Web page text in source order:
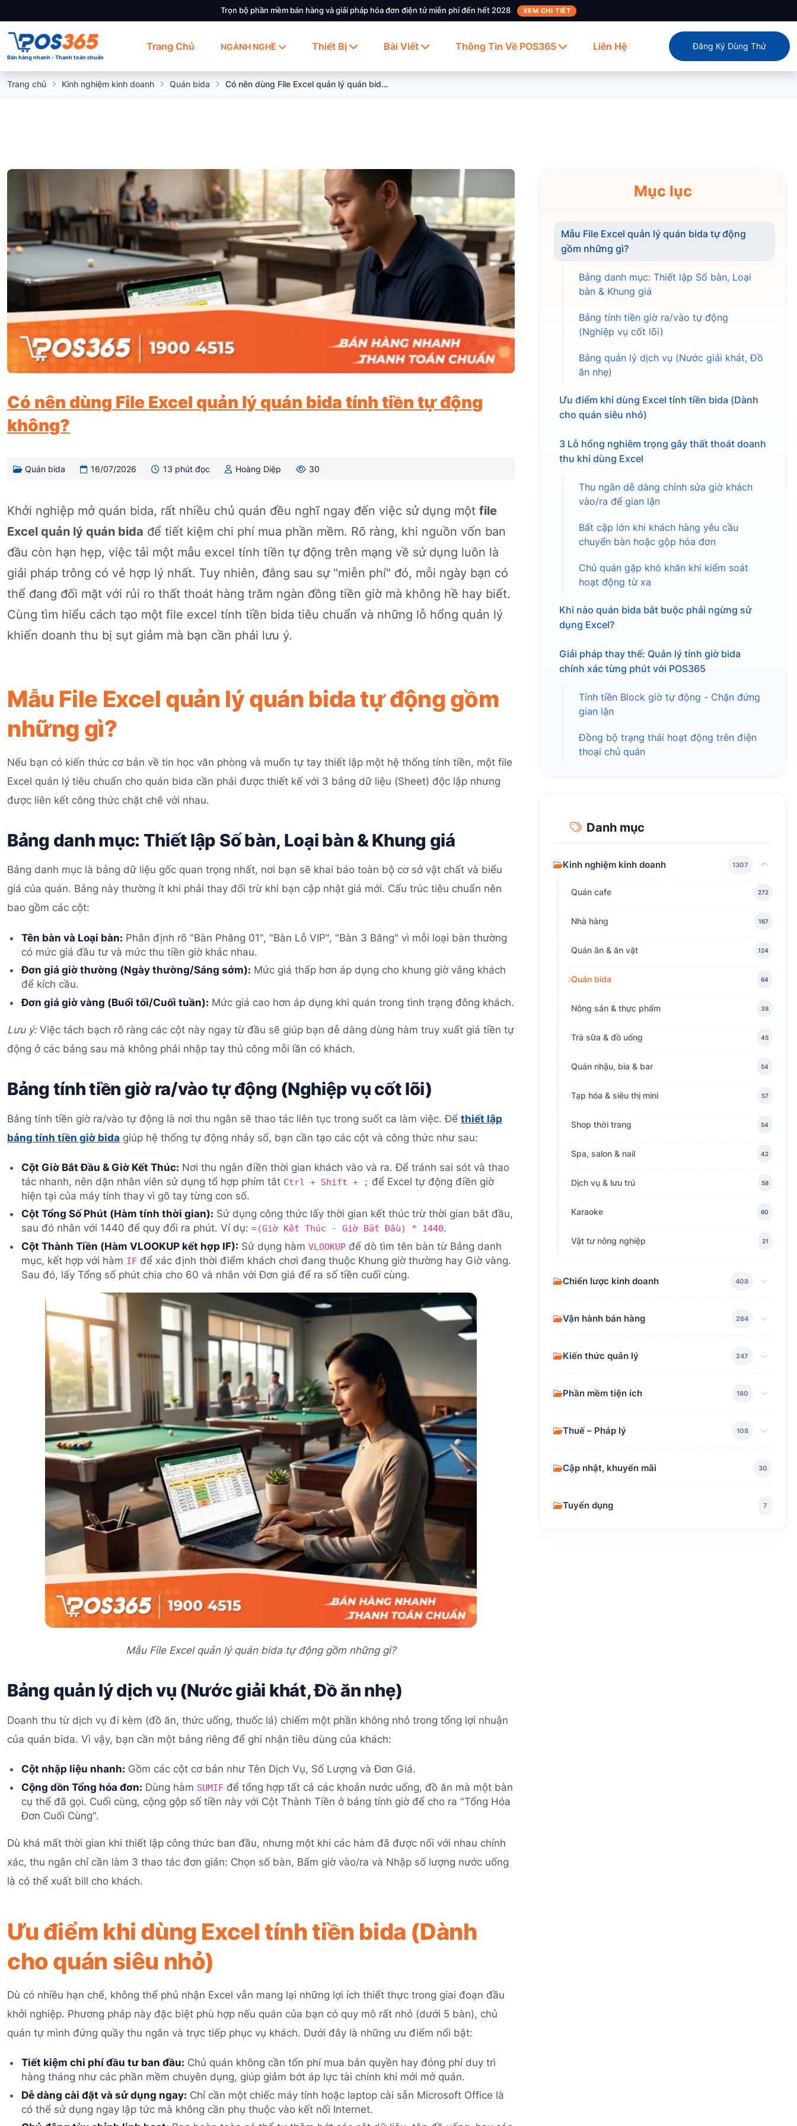
Trọn bộ phần mềm bán hàng và giải pháp hóa đơn điện tử miễn phí đến hết 2028 XEM CHI TIẾT
Bán hàng nhanh - Thanh toán chuẩn
Trang Chủ NGÀNH NGHỀ Thiết Bị Bài Viết Thông Tin Về POS365 Liên Hệ Đăng Ký Dùng Thử
Trang chủ Kinh nghiệm kinh doanh Quán bida Có nên dùng File Excel quản lý quán bida tính tiền tự động không?
Có nên dùng File Excel quản lý quán bida tính tiền tự động
không?
Quán bida 16/07/2026 13 phút đọc Hoàng Diệp 30
Khởi nghiệp mở quán bida, rất nhiều chủ quán đều nghĩ ngay đến việc sử dụng một file
Excel quản lý quán bida để tiết kiệm chi phí mua phần mềm. Rõ ràng, khi nguồn vốn ban
đầu còn hạn hẹp, việc tải một mẫu excel tính tiền tự động trên mạng về sử dụng luôn là
giải pháp trông có vẻ hợp lý nhất. Tuy nhiên, đằng sau sự "miễn phí" đó, mỗi ngày bạn có
thể đang đối mặt với rủi ro thất thoát hàng trăm ngàn đồng tiền giờ mà không hề hay biết.
Cùng tìm hiểu cách tạo một file excel tính tiền bida tiêu chuẩn và những lỗ hổng quản lý
khiến doanh thu bị sụt giảm mà bạn cần phải lưu ý.
Mẫu File Excel quản lý quán bida tự động gồm
những gì?
Nếu bạn có kiến thức cơ bản về tin học văn phòng và muốn tự tay thiết lập một hệ thống tính tiền, một file
Excel quản lý tiêu chuẩn cho quán bida cần phải được thiết kế với 3 bảng dữ liệu (Sheet) độc lập nhưng
được liên kết công thức chặt chẽ với nhau.
Bảng danh mục: Thiết lập Số bàn, Loại bàn & Khung giá
Bảng danh mục là bảng dữ liệu gốc quan trọng nhất, nơi bạn sẽ khai báo toàn bộ cơ sở vật chất và biểu
giá của quán. Bảng này thường ít khi phải thay đổi trừ khi bạn cập nhật giá mới. Cấu trúc tiêu chuẩn nên
bao gồm các cột:
Tên bàn và Loại bàn: Phân định rõ "Bàn Phăng 01", "Bàn Lỗ VIP", "Bàn 3 Băng" vì mỗi loại bàn thường
có mức giá đầu tư và mức thu tiền giờ khác nhau.
Đơn giá giờ thường (Ngày thường/Sáng sớm): Mức giá thấp hơn áp dụng cho khung giờ vắng khách
để kích cầu.
Đơn giá giờ vàng (Buổi tối/Cuối tuần): Mức giá cao hơn áp dụng khi quán trong tình trạng đông khách.
Lưu ý:Việc tách bạch rõ ràng các cột này ngay từ đầu sẽ giúp bạn dễ dàng dùng hàm truy xuất giá tiền tự
động ở các bảng sau mà không phải nhập tay thủ công mỗi lần có khách.
Bảng tính tiền giờ ra/vào tự động (Nghiệp vụ cốt lõi)
Bảng tính tiền giờ ra/vào tự động là nơi thu ngân sẽ thao tác liên tục trong suốt ca làm việc. Để thiết lập
bảng tính tiền giờ bida giúp hệ thống tự động nhảy số, bạn cần tạo các cột và công thức như sau:
Cột Giờ Bắt Đầu & Giờ Kết Thúc: Nơi thu ngân điền thời gian khách vào và ra. Để tránh sai sót và thao
tác nhanh, nên dặn nhân viên sử dụng tổ hợp phím tắt Ctrl + Shift + ; để Excel tự động điền giờ
hiện tại của máy tính thay vì gõ tay từng con số.
Cột Tổng Số Phút (Hàm tính thời gian): Sử dụng công thức lấy thời gian kết thúc trừ thời gian bắt đầu,
sau đó nhân với 1440 để quy đổi ra phút. Ví dụ: =(Giờ Kết Thúc - Giờ Bắt Đầu) * 1440.
Cột Thành Tiền (Hàm VLOOKUP kết hợp IF): Sử dụng hàm VLOOKUPđể dò tìm tên bàn từ Bảng danh
mục, kết hợp với hàm IFđể xác định thời điểm khách chơi đang thuộc Khung giờ thường hay Giờ vàng.
Sau đó, lấy Tổng số phút chia cho 60 và nhân với Đơn giá để ra số tiền cuối cùng.
Mẫu File Excel quản lý quán bida tự động gồm những gì?
Bảng quản lý dịch vụ (Nước giải khát, Đồ ăn nhẹ)
Doanh thu từ dịch vụ đi kèm (đồ ăn, thức uống, thuốc lá) chiếm một phần không nhỏ trong tổng lợi nhuận
của quán bida. Vì vậy, bạn cần một bảng riêng để ghi nhận tiêu dùng của khách:
Cột nhập liệu nhanh: Gồm các cột cơ bản như Tên Dịch Vụ, Số Lượng và Đơn Giá.
Cộng dồn Tổng hóa đơn: Dùng hàm SUMIFđể tổng hợp tất cả các khoản nước uống, đồ ăn mà một bàn
cụ thể đã gọi. Cuối cùng, cộng gộp số tiền này với Cột Thành Tiền ở bảng tính giờ để cho ra "Tổng Hóa
Đơn Cuối Cùng".
Dù khá mất thời gian khi thiết lập công thức ban đầu, nhưng một khi các hàm đã được nối với nhau chính
xác, thu ngân chỉ cần làm 3 thao tác đơn giản: Chọn số bàn, Bấm giờ vào/ra và Nhập số lượng nước uống
là có thể xuất bill cho khách.
Ưu điểm khi dùng Excel tính tiền bida (Dành
cho quán siêu nhỏ)
Dù có nhiều hạn chế, không thể phủ nhận Excel vẫn mang lại những lợi ích thiết thực trong giai đoạn đầu
khởi nghiệp. Phương pháp này đặc biệt phù hợp nếu quán của bạn có quy mô rất nhỏ (dưới 5 bàn), chủ
quán tự mình đứng quầy thu ngân và trực tiếp phục vụ khách. Dưới đây là những ưu điểm nổi bật:
Tiết kiệm chi phí đầu tư ban đầu: Chủ quán không cần tốn phí mua bản quyền hay đóng phí duy trì
hàng tháng như các phần mềm chuyên dụng, giúp giảm bớt áp lực tài chính khi mới mở quán.
Dễ dàng cài đặt và sử dụng ngay: Chỉ cần một chiếc máy tính hoặc laptop cài sẵn Microsoft Office là
có thể sử dụng ngay lập tức mà không cần phụ thuộc vào kết nối Internet.
Mục lục
Mẫu File Excel quản lý quán bida tự động
gồm những gì?
Bảng danh mục: Thiết lập Số bàn, Loại
bàn & Khung giá
Bảng tính tiền giờ ra/vào tự động
(Nghiệp vụ cốt lõi)
Bảng quản lý dịch vụ (Nước giải khát, Đồ
ăn nhẹ)
Ưu điểm khi dùng Excel tính tiền bida (Dành
cho quán siêu nhỏ)
3 Lỗ hổng nghiêm trọng gây thất thoát doanh
thu khi dùng Excel
Thu ngân dễ dàng chỉnh sửa giờ khách
vào/ra để gian lận
Bất cập lớn khi khách hàng yêu cầu
chuyển bàn hoặc gộp hóa đơn
Chủ quán gặp khó khăn khi kiểm soát
hoạt động từ xa
Khi nào quán bida bắt buộc phải ngừng sử
dụng Excel?
Giải pháp thay thế: Quản lý tính giờ bida
chính xác từng phút với POS365
Tính tiền Block giờ tự động - Chặn đứng
gian lận
Đồng bộ trạng thái hoạt động trên điện
thoại chủ quán
Danh mục
Kinh nghiệm kinh doanh 1307
Quán cafe 272
Nhà hàng 167
Quán ăn & ăn vặt 124
Quán bida 64
Nông sản & thực phẩm 38
Trà sữa & đồ uống 45
Quán nhậu, bia & bar 54
Tạp hóa & siêu thị mini 57
Shop thời trang 54
Spa, salon & nail 42
Dịch vụ & lưu trú 58
Karaoke 60
Vật tư nông nghiệp 21
Chiến lược kinh doanh 408
Vận hành bán hàng 264
Kiến thức quản lý 247
Phần mềm tiện ích 180
Thuế – Pháp lý 108
Cập nhật, khuyến mãi 30
Tuyển dụng 7